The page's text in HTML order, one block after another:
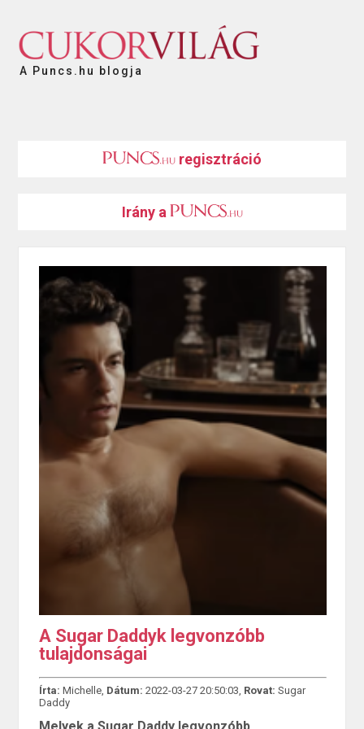
A Puncs.hu blogja
regisztráció
Irány a
A Sugar Daddyk legvonzóbb
tulajdonságai
Írta: Michelle, Dátum: 2022-03-27 20:50:03, Rovat: Sugar
Daddy